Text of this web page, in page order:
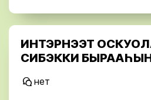
ИНТЭРНЭЭТ
СИБЭККИ
нет